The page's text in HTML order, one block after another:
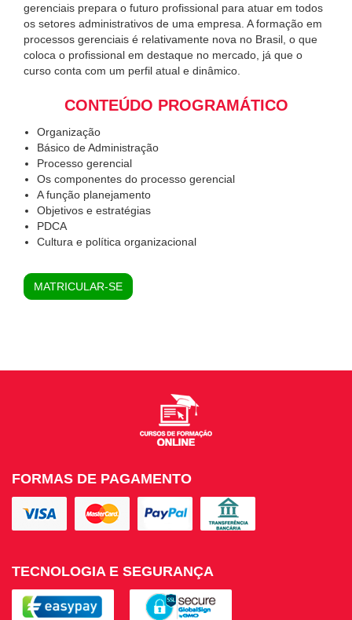
gerenciais prepara o futuro profissional para atuar em todos
os setores administrativos de uma empresa. A formação em
processos gerenciais é relativamente nova no Brasil, o que
coloca o profissional em destaque no mercado, já que o
curso conta com um perfil atual e dinâmico.
CONTEÚDO PROGRAMÁTICO
Organização
Básico de Administração
Processo gerencial
Os componentes do processo gerencial
A função planejamento
Objetivos e estratégias
PDCA
Cultura e política organizacional
MATRICULAR-SE
FORMAS DE PAGAMENTO
TECNOLOGIA E SEGURANÇA